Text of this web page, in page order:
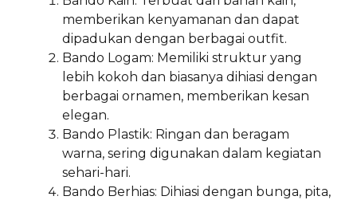
memberikan kenyamanan dan dapat
dipadukan dengan berbagai outfit.
Bando Logam: Memiliki struktur yang
lebih kokoh dan biasanya dihiasi dengan
berbagai ornamen, memberikan kesan
elegan.
Bando Plastik: Ringan dan beragam
warna, sering digunakan dalam kegiatan
sehari-hari.
Bando Berhias: Dihiasi dengan bunga, pita,